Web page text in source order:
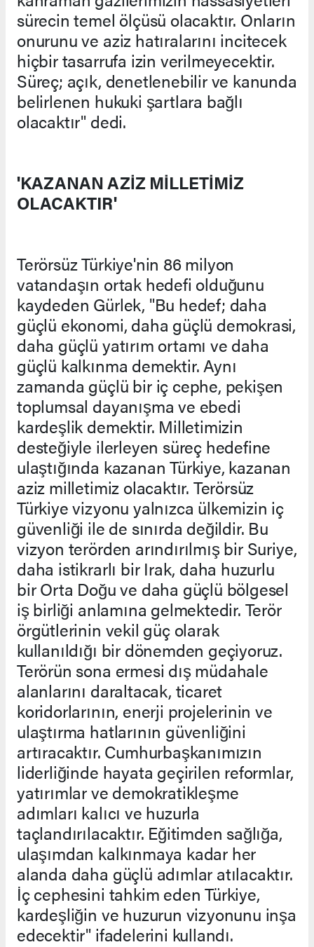
sürecin temel ölçüsü olacaktır. Onların
onurunu ve aziz hatıralarını incitecek
hiçbir tasarrufa izin verilmeyecektir.
Süreç; açık, denetlenebilir ve kanunda
belirlenen hukuki şartlara bağlı
olacaktır" dedi.
'KAZANAN AZİZ MİLLETİMİZ
OLACAKTIR'
Terörsüz Türkiye'nin 86 milyon
vatandaşın ortak hedefi olduğunu
kaydeden Gürlek, "Bu hedef; daha
güçlü ekonomi, daha güçlü demokrasi,
daha güçlü yatırım ortamı ve daha
güçlü kalkınma demektir. Aynı
zamanda güçlü bir iç cephe, pekişen
toplumsal dayanışma ve ebedi
kardeşlik demektir. Milletimizin
desteğiyle ilerleyen süreç hedefine
ulaştığında kazanan Türkiye, kazanan
aziz milletimiz olacaktır. Terörsüz
Türkiye vizyonu yalnızca ülkemizin iç
güvenliği ile de sınırda değildir. Bu
vizyon terörden arındırılmış bir Suriye,
daha istikrarlı bir Irak, daha huzurlu
bir Orta Doğu ve daha güçlü bölgesel
iş birliği anlamına gelmektedir. Terör
örgütlerinin vekil güç olarak
kullanıldığı bir dönemden geçiyoruz.
Terörün sona ermesi dış müdahale
alanlarını daraltacak, ticaret
koridorlarının, enerji projelerinin ve
ulaştırma hatlarının güvenliğini
artıracaktır. Cumhurbaşkanımızın
liderliğinde hayata geçirilen reformlar,
yatırımlar ve demokratikleşme
adımları kalıcı ve huzurla
taçlandırılacaktır. Eğitimden sağlığa,
ulaşımdan kalkınmaya kadar her
alanda daha güçlü adımlar atılacaktır.
İç cephesini tahkim eden Türkiye,
kardeşliğin ve huzurun vizyonunu inşa
edecektir" ifadelerini kullandı.